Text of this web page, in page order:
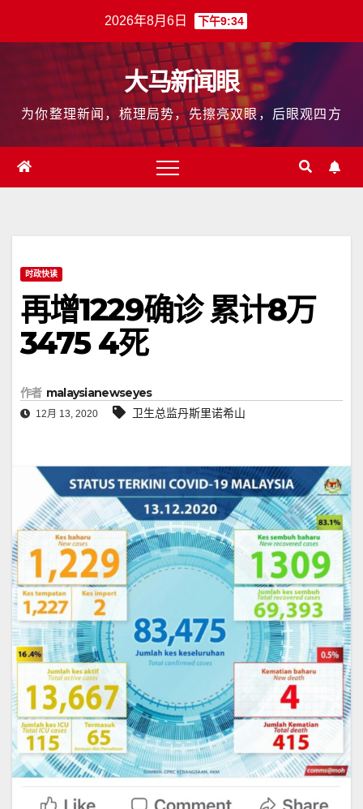
2026年8月6日 下午9:34
大马新闻眼
为你整理新闻，梳理局势，先擦亮双眼，后眼观四方
时政快读
再增1229确诊 累计8万
3475 4死
作者 malaysianewseyes
12月 13, 2020 卫生总监丹斯里诺希山